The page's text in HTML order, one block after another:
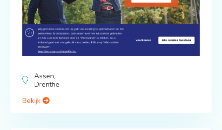
Assen,
Drenthe
Bekijk